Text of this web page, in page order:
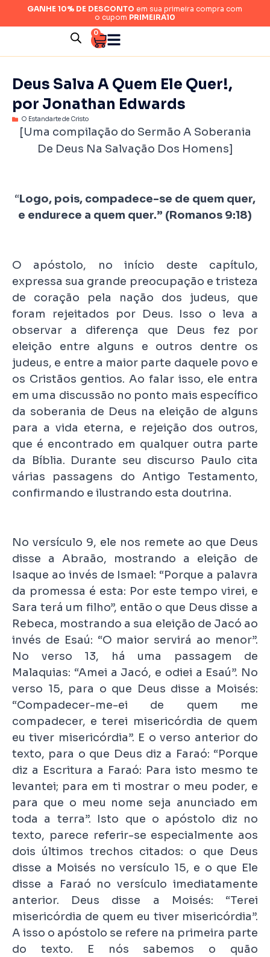
GANHE 10% DE DESCONTO em sua primeira compra com
o cupom PRIMEIRA10
0
Deus Salva A Quem Ele Quer!,
por Jonathan Edwards
O Estandarte de Cristo
[Uma compilação do Sermão A Soberania
De Deus Na Salvação Dos Homens]
“Logo, pois, compadece-se de quem quer,
e endurece a quem quer.” (Romanos 9:18)
O apóstolo, no início deste capítulo,
expressa sua grande preocupação e tristeza
de coração pela nação dos judeus, que
foram rejeitados por Deus. Isso o leva a
observar a diferença que Deus fez por
eleição entre alguns e outros dentre os
judeus, e entre a maior parte daquele povo e
os Cristãos gentios. Ao falar isso, ele entra
em uma discussão no ponto mais específico
da soberania de Deus na eleição de alguns
para a vida eterna, e rejeição dos outros,
que é encontrado em qualquer outra parte
da Bíblia. Durante seu discurso Paulo cita
várias passagens do Antigo Testamento,
confirmando e ilustrando esta doutrina.
No versículo 9, ele nos remete ao que Deus
disse a Abraão, mostrando a eleição de
Isaque ao invés de Ismael: “Porque a palavra
da promessa é esta: Por este tempo virei, e
Sara terá um filho”, então o que Deus disse a
Rebeca, mostrando a sua eleição de Jacó ao
invés de Esaú: “O maior servirá ao menor”.
No verso 13, há uma passagem de
Malaquias: “Amei a Jacó, e odiei a Esaú”. No
verso 15, para o que Deus disse a Moisés:
“Compadecer-me-ei de quem me
compadecer, e terei misericórdia de quem
eu tiver misericórdia”. E o verso anterior do
texto, para o que Deus diz a Faraó: “Porque
diz a Escritura a Faraó: Para isto mesmo te
levantei; para em ti mostrar o meu poder, e
para que o meu nome seja anunciado em
toda a terra”. Isto que o apóstolo diz no
texto, parece referir-se especialmente aos
dois últimos trechos citados: o que Deus
disse a Moisés no versículo 15, e o que Ele
disse a Faraó no versículo imediatamente
anterior. Deus disse a Moisés: “Terei
misericórdia de quem eu tiver misericórdia”.
A isso o apóstolo se refere na primeira parte
do texto. E nós sabemos o quão